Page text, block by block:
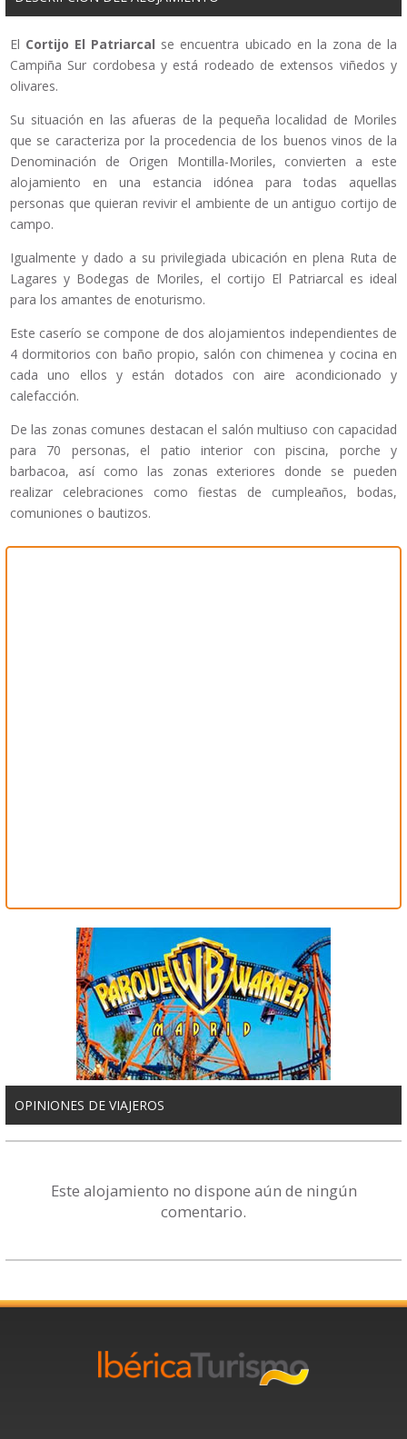
El Cortijo El Patriarcal se encuentra ubicado en la zona de la
Campiña Sur cordobesa y está rodeado de extensos viñedos y
olivares.
Su situación en las afueras de la pequeña localidad de Moriles
que se caracteriza por la procedencia de los buenos vinos de la
Denominación de Origen Montilla-Moriles, convierten a este
alojamiento en una estancia idónea para todas aquellas
personas que quieran revivir el ambiente de un antiguo cortijo de
campo.
Igualmente y dado a su privilegiada ubicación en plena Ruta de
Lagares y Bodegas de Moriles, el cortijo El Patriarcal es ideal
para los amantes de enoturismo.
Este caserío se compone de dos alojamientos independientes de
4 dormitorios con baño propio, salón con chimenea y cocina en
cada uno ellos y están dotados con aire acondicionado y
calefacción.
De las zonas comunes destacan el salón multiuso con capacidad
para 70 personas, el patio interior con piscina, porche y
barbacoa, así como las zonas exteriores donde se pueden
realizar celebraciones como fiestas de cumpleaños, bodas,
comuniones o bautizos.
OPINIONES DE VIAJEROS
Este alojamiento no dispone aún de ningún
comentario.